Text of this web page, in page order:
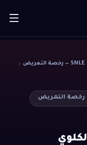
SNLE — رخصة التمريض